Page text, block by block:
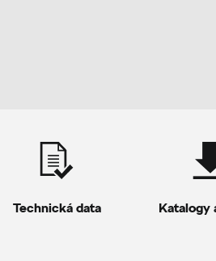
Technická data Katalogy